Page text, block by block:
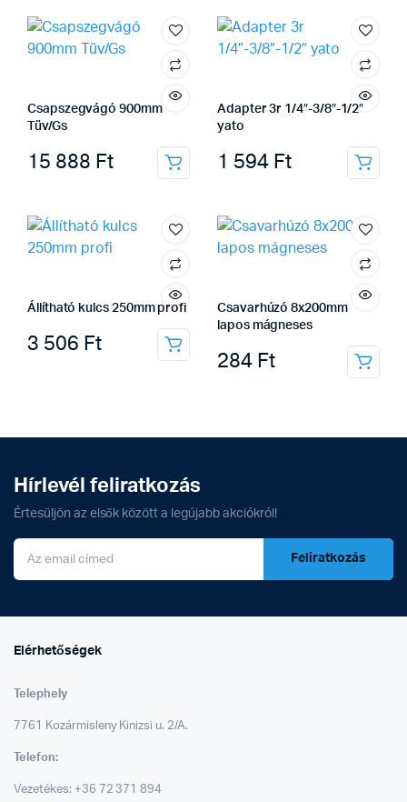
Csapszegvágó 900mm
Tüv/Gs
15 888 Ft
Adapter 3r 1/4″-3/8″-1/2″
yato
1 594 Ft
Állítható kulcs 250mm profi
3 506 Ft
Csavarhúzó 8x200mm
lapos mágneses
284 Ft
Hírlevél feliratkozás
Értesüljön az elsők között a legújabb akciókról!
Feliratkozás
Elérhetőségek
Telephely
7761 Kozármisleny Kinizsi u. 2/A.
Telefon:
Vezetékes: +36 72 371 894